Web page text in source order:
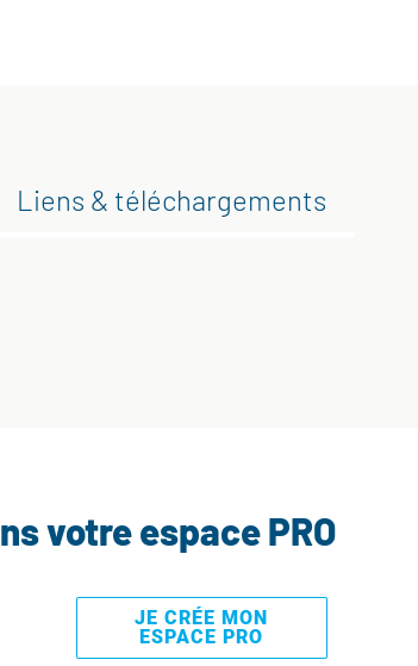
Liens & téléchargements
votre espace PRO
JE CRÉE MON
ESPACE PRO